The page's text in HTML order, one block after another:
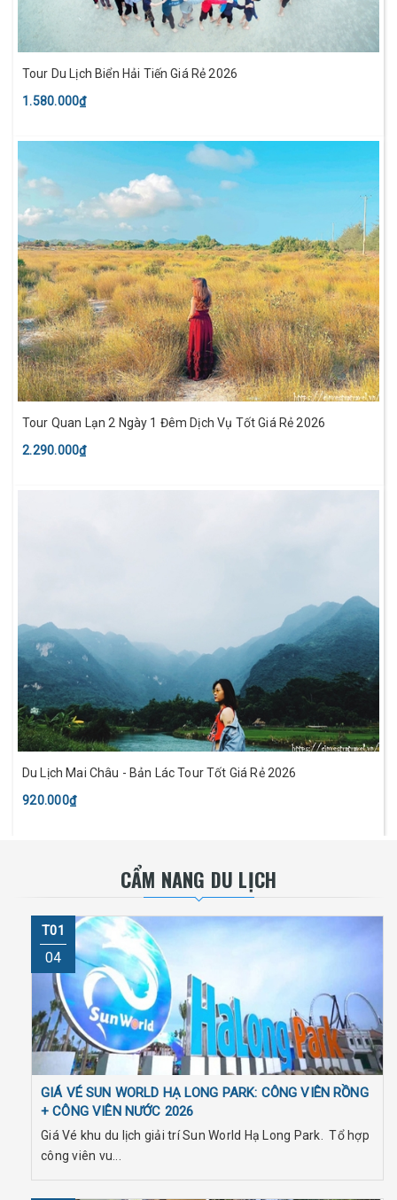
Tour Du Lịch Biển Hải Tiến Giá Rẻ 2026
1.580.000₫
Tour Quan Lạn 2 Ngày 1 Đêm Dịch Vụ Tốt Giá Rẻ 2026
2.290.000₫
Du Lịch Mai Châu - Bản Lác Tour Tốt Giá Rẻ 2026
920.000₫
CẨM NANG DU LỊCH
T01
04
GIÁ VÉ SUN WORLD HẠ LONG PARK: CÔNG VIÊN RỒNG
+ CÔNG VIÊN NƯỚC 2026
Giá Vé khu du lịch giải trí Sun World Hạ Long Park. Tổ hợp
công viên vu...